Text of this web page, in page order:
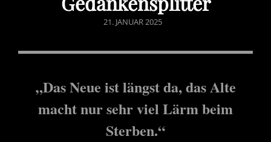
POSTED
21. JANUAR 2025
„Das Neue ist längst da, das Alte
macht nur sehr viel Lärm beim
Sterben.“